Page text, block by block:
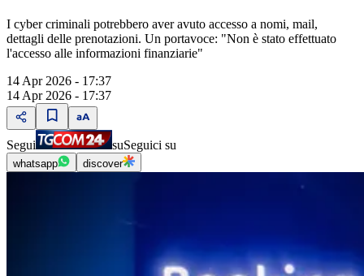
I cyber criminali potrebbero aver avuto accesso a nomi, mail,
dettagli delle prenotazioni. Un portavoce: "Non è stato effettuato
l'accesso alle informazioni finanziarie"
14 Apr 2026 - 17:37
14 Apr 2026 - 17:37
Segui suSeguici su
whatsapp discover